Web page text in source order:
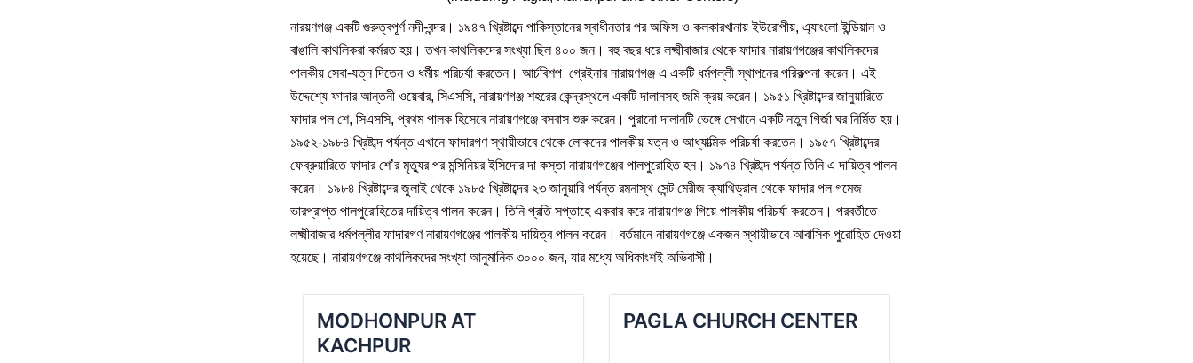
নারয়ণগঞ্জ একটি গুরুত্বপূর্ণ নদী-বন্দর। ১৯৪৭ খ্রিষ্টাব্দে পাকিস্তানের স্বাধীনতার পর অফিস ও কলকারখানায় ইউরোপীয়, এ্যাংলো ইন্ডিয়ান ও
বাঙালি কাথলিকরা কর্মরত হয়। তখন কাথলিকদের সংখ্যা ছিল ৪০০ জন। বহু বছর ধরে লক্ষ্মীবাজার থেকে ফাদার নারায়ণগঞ্জের কাথলিকদের
পালকীয় সেবা-যত্ন দিতেন ও ধর্মীয় পরিচর্যা করতেন। আর্চবিশপ গ্রেইনার নারায়ণগঞ্জ এ একটি ধর্মপল্লী স্থাপনের পরিকল্পনা করেন। এই
উদ্দেশ্যে ফাদার আন্তনী ওয়েবার, সিএসসি, নারায়ণগঞ্জ শহরের কেন্দ্রস্থলে একটি দালানসহ জমি ক্রয় করেন। ১৯৫১ খ্রিষ্টাব্দের জানুয়ারিতে
ফাদার পল শে, সিএসসি, প্রথম পালক হিসেবে নারায়ণগঞ্জে বসবাস শুরু করেন। পুরানো দালানটি ভেঙ্গে সেখানে একটি নতুন গির্জা ঘর নির্মিত হয়।
১৯৫২-১৯৮৪ খ্রিষ্টাব্দ পর্যন্ত এখানে ফাদারগণ স্থায়ীভাবে থেকে লোকদের পালকীয় যত্ন ও আধ্যাত্মিক পরিচর্যা করতেন। ১৯৫৭ খ্রিষ্টাব্দের
ফেব্রুয়ারিতে ফাদার শে’র মৃত্যুর পর মন্সিনিয়র ইসিদোর দা কস্তা নারায়ণগঞ্জের পালপুরোহিত হন। ১৯৭৪ খ্রিষ্টাব্দ পর্যন্ত তিনি এ দায়িত্ব পালন
করেন। ১৯৮৪ খ্রিষ্টাব্দের জুলাই থেকে ১৯৮৫ খ্রিষ্টাব্দের ২৩ জানুয়ারি পর্যন্ত রমনাস্থ সেন্ট মেরীজ ক্যাথিড্রাল থেকে ফাদার পল গমেজ
ভারপ্রাপ্ত পালপুরোহিতের দায়িত্ব পালন করেন। তিনি প্রতি সপ্তাহে একবার করে নারায়ণগঞ্জ গিয়ে পালকীয় পরিচর্যা করতেন। পরবর্তীতে
লক্ষ্মীবাজার ধর্মপল্লীর ফাদারগণ নারায়ণগঞ্জের পালকীয় দায়িত্ব পালন করেন। বর্তমানে নারায়ণগঞ্জে একজন স্থায়ীভাবে আবাসিক পুরোহিত দেওয়া
হয়েছে। নারায়ণগঞ্জে কাথলিকদের সংখ্যা আনুমানিক ৩০০০ জন, যার মধ্যে অধিকাংশই অভিবাসী।
MODHONPUR AT
KACHPUR
PAGLA CHURCH CENTER